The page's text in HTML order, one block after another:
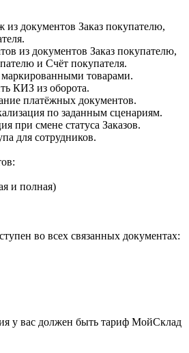
из документов Заказ покупателю,
из документов Заказ покупателю,
и Счёт покупателя.
товарами.
КИЗ из оборота.
платёжных документов.
по заданным сценариям.
при смене статуса Заказов.
для сотрудников.
и полная)
во всех связанных документах:
у вас должен быть тариф МойСклад